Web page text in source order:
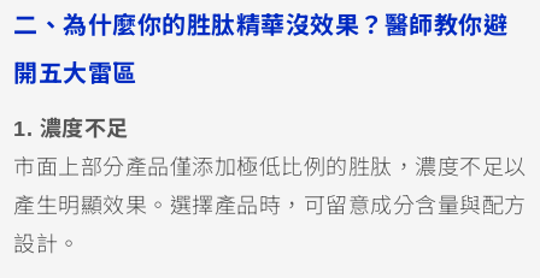
二、為什麼你的胜肽精華沒效果？醫師教你避
開五大雷區
1. 濃度不足
市面上部分產品僅添加極低比例的胜肽，濃度不足以
產生明顯效果。選擇產品時，可留意成分含量與配方
設計。